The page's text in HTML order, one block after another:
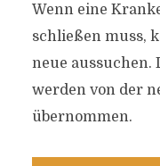
Wenn eine
schließen muss,
neue aussuchen.
werden von der
übernommen.